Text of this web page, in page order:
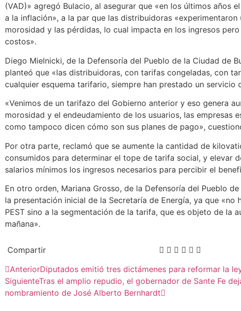
(VAD)» agregó Bulacio, al asegurar que «en los últimos años
a la inflación», a la par que las distribuidoras «experimentaron
morosidad y las pérdidas, lo cual impacta en los ingresos
costos».
Diego Mielnicki, de la Defensoría del Pueblo de la Ciudad de
planteó que «las distribuidoras, con tarifas congeladas, con
cualquier esquema tarifario, siempre han prestado un servicio
«Venimos de un tarifazo del Gobierno anterior y eso genera
morosidad y el endeudamiento de los usuarios, las empresas
como tampoco dicen cómo son sus planes de pago»,
Por otra parte, reclamó que se aumente la cantidad de
consumidos para determinar el tope de tarifa social, y elevar
salarios mínimos los ingresos necesarios para percibir el
En otro orden, Mariana Grosso, de la Defensoría del Pueblo
la presentación inicial de la Secretaría de Energía, ya que «no
PEST sino a la segmentación de la tarifa, que es objeto de la
mañana».
Compartir
AnteriorDiputados emitió tres dictámenes para reformar la
SiguienteTras el amplio repudio, el gobernador de Sante Fe
nombramiento de José Alberto Bernhardt